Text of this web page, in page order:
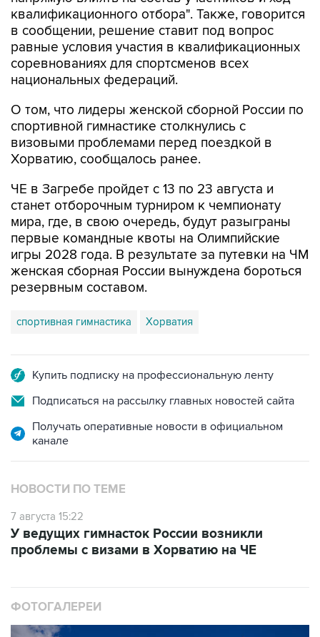
квалификационного отбора". Также, говорится
в сообщении, решение ставит под вопрос
равные условия участия в квалификационных
соревнованиях для спортсменов всех
национальных федераций.
О том, что лидеры женской сборной России по
спортивной гимнастике столкнулись с
визовыми проблемами перед поездкой в
Хорватию, сообщалось ранее.
ЧЕ в Загребе пройдет с 13 по 23 августа и
станет отборочным турниром к чемпионату
мира, где, в свою очередь, будут разыграны
первые командные квоты на Олимпийские
игры 2028 года. В результате за путевки на ЧМ
женская сборная России вынуждена бороться
резервным составом.
спортивная гимнастика Хорватия
Купить подписку на профессиональную ленту
Подписаться на рассылку главных новостей сайта
Получать оперативные новости в официальном
канале
НОВОСТИ ПО ТЕМЕ
7 августа 15:22
У ведущих гимнасток России возникли
проблемы с визами в Хорватию на ЧЕ
ФОТОГАЛЕРЕИ